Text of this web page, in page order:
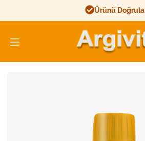
Ürünü Doğrula
Argivit